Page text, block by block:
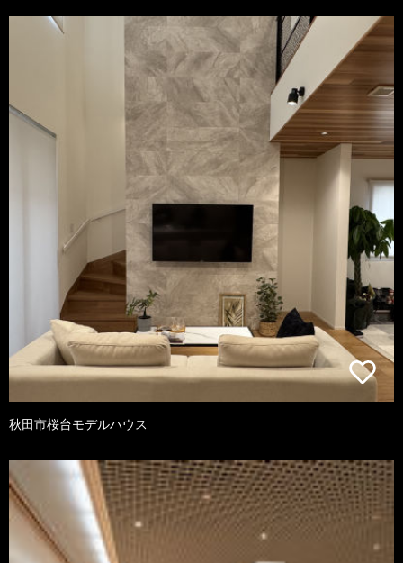
秋田市桜台モデルハウス